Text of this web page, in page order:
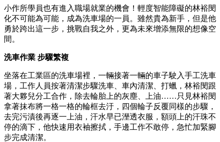
小作所學員也有進入職場就業的機會！輕度智能障礙的林裕閔
化不可能為可能，成為洗車場的一員。雖然貴為新手，但是他
勇於跨出這一步，挑戰自我之外，更為未來增添無限的想像空
間。
洗車作業 步驟繁複
坐落在工業區的洗車場裡，一輛接著一輛的車子駛入手工洗車
場，工作人員按著清潔步驟洗車、車內清潔、打蠟，林裕閔跟
著大夥兒分工合作，除去輪胎上的灰塵、上油……只見林裕閔
拿著抹布將一格一格的輪框去汙，四個輪子反覆同樣的步驟，
去完污漬後再逐一上油，汗水早已溼透衣服，額頭上的汗珠不
停的滴下，他快速用衣袖擦拭，手邊工作不敢停，急忙加緊腳
步完成清潔。